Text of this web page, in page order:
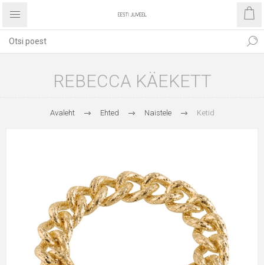
REBECCA KÄEKETT
Avaleht Ehted Naistele Ketid